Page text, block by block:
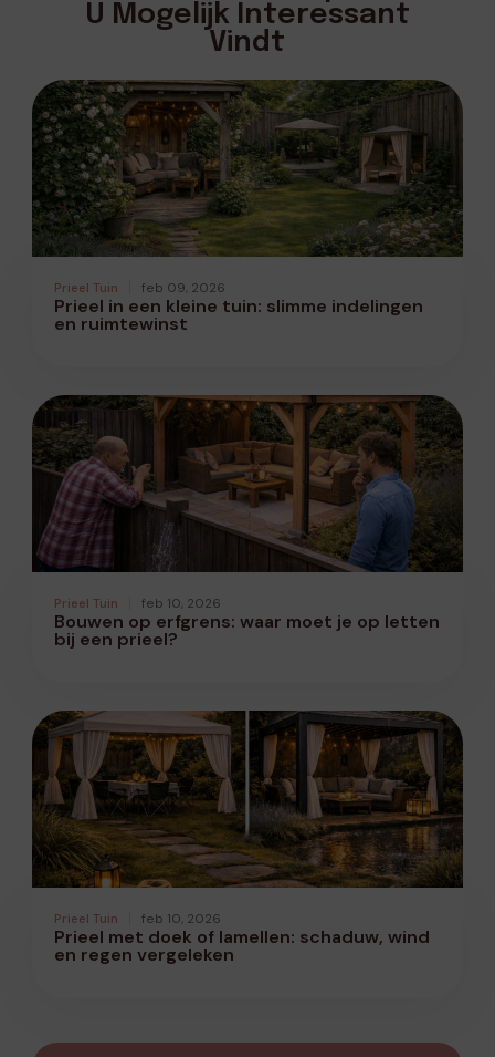
U Mogelijk Interessant
Vindt
Prieel Tuin feb 09, 2026
Prieel in een kleine tuin: slimme indelingen
en ruimtewinst
Prieel Tuin feb 10, 2026
Bouwen op erfgrens: waar moet je op letten
bij een prieel?
Prieel Tuin feb 10, 2026
Prieel met doek of lamellen: schaduw, wind
en regen vergeleken